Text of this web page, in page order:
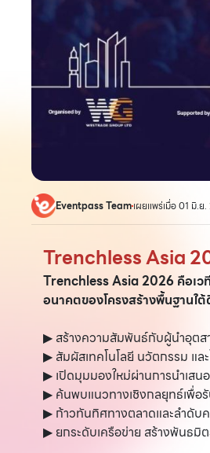
Eventpass Teamเผยแพร่เมื่อ 01 มิ.ย
Trenchless Asia
Trenchless Asia 2026 คือเว
อนาคตของโครงสร้างพื้นฐานใ
▶︎ สร้างความสัมพันธ์กับผู้นำอุตส
▶︎ สัมผัสเทคโนโลยี นวัตกรรม แ
▶︎ เปิดมุมมองใหม่ผ่านการนำเส
▶︎ ค้นพบแนวทางเชิงกลยุทธ์เพื่อรั
▶︎ ก้าวทันทิศทางตลาดและลำดับ
▶︎ ยกระดับเครือข่าย สร้างพันธมิ